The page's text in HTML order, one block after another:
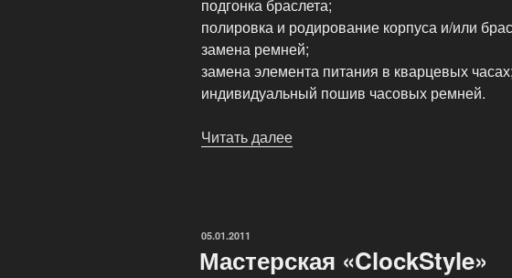
подгонка браслета;
полировка и родирование корпуса и/или
замена ремней;
замена элемента питания в кварцевых часах;
индивидуальный пошив часовых ремней.
Читать далее
ОПУБЛИКОВАНО
05.01.2011
Мастерская «ClockStyle»